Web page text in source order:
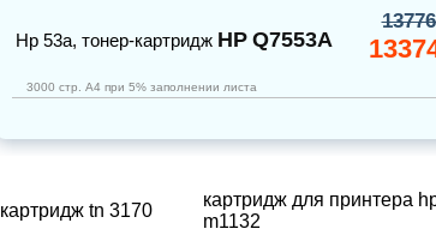
Нр 53a, тонер-картридж HP Q7553A
3000 стр. А4 при 5% заполнении листа
картридж tn 3170
картридж для принтера
m1132